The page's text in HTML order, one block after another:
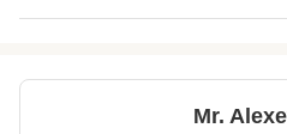
Mr.